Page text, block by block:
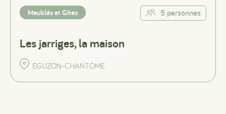
Meublés et Gîtes 5 personnes
Les jarriges, la maison
EGUZON-CHANTOME